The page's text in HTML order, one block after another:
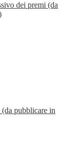
dei premi (da
pubblicare in